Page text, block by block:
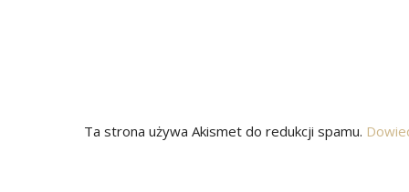
Ta strona używa Akismet do redukcji spamu.